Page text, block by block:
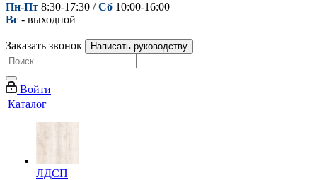
Пн-Пт 8:30-17:30 /Сб 10:00-16:00
Вс - выходной
Заказать звонок Написать руководству
Войти
Каталог
ЛДСП